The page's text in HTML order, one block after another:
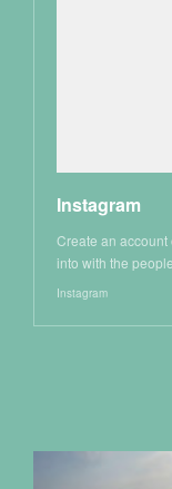
Instagram
Create an account
into with the
Instagram